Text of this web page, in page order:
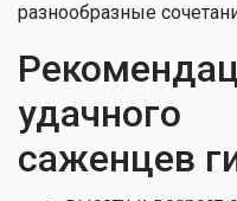
разнообразные
саженцев